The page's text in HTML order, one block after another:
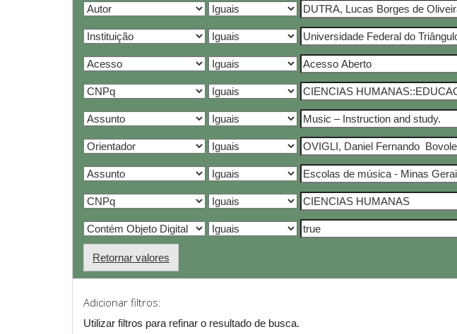
Retornar valores
Adicionar filtros:
Utilizar filtros para refinar o resultado de busca.